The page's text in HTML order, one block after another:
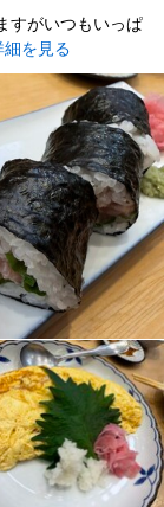
すがいつもいっぱ
細を見る